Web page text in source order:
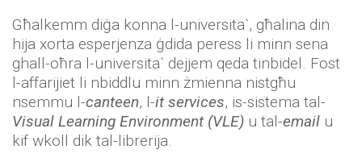
Għalkemm diġa konna l-universita`, għalina din
hija xorta esperjenza ġdida peress li minn sena
ghall-oħra l-universita` dejjem qeda tinbidel. Fost
l-affarijiet li nbiddlu minn żmienna nistgħu
nsemmu l-canteen, l-it services, is-sistema tal-
Visual Learning Environment (VLE) u tal-email u
kif wkoll dik tal-librerija.